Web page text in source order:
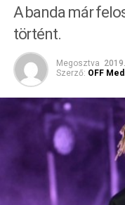
A banda már
történt.
Megosztva
Szerző: OFF